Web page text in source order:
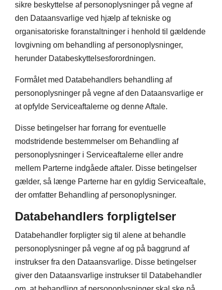
sikre beskyttelse af personoplysninger på vegne af
den Dataansvarlige ved hjælp af tekniske og
organisatoriske foranstaltninger i henhold til gældende
lovgivning om behandling af personoplysninger,
herunder Databeskyttelsesforordningen.
Formålet med Databehandlers behandling af
personoplysninger på vegne af den Dataansvarlige er
at opfylde Serviceaftalerne og denne Aftale.
Disse betingelser har forrang for eventuelle
modstridende bestemmelser om Behandling af
personoplysninger i Serviceaftalerne eller andre
mellem Parterne indgåede aftaler. Disse betingelser
gælder, så længe Parterne har en gyldig Serviceaftale,
der omfatter Behandling af personoplysninger.
Databehandlers forpligtelser
Databehandler forpligter sig til alene at behandle
personoplysninger på vegne af og på baggrund af
instrukser fra den Dataansvarlige. Disse betingelser
giver den Dataansvarlige instrukser til Databehandler